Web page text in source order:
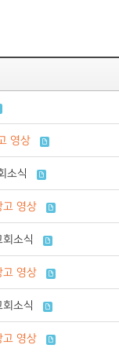
영상
소식
영상
소식
영상
소식
영상